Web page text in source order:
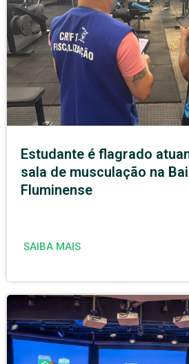
Estudante é flagrado
sala de musculação na
Fluminense
SAIBA MAIS